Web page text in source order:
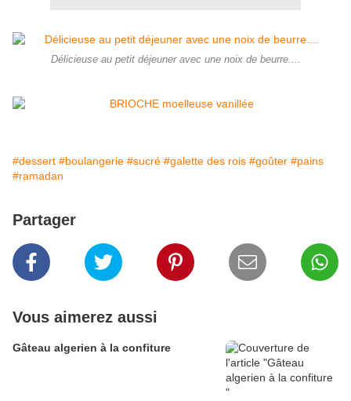
Délicieuse au petit déjeuner avec une noix de beurre....
#dessert #boulangerie #sucré #galette des rois #goûter #pains
#ramadan
Partager
Vous aimerez aussi
Gâteau algerien à la confiture